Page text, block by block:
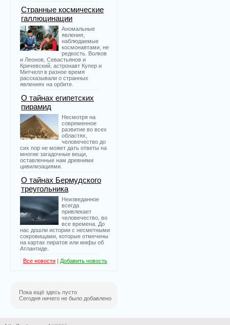
Странные космические
галлюцинации
Аномальные
явления,
наблюдаемые
космонавтами, не
редкость. Волков
и Леонов, Севастьянов и
Кричевский, астронавт Купер и
Митчелл в разное время
рассказывали о странных
явлениях на орбите.
О тайнах египетских
пирамид
Несмотря на
современное
развитие во всех
областях,
человечество до
сих пор не может дать ответы на
многие загадочные вещи,
оставленные нам древними
цивилизациями.
О тайнах Бермудского
треугольника
Неизведанное
всегда
привлекает
человечество, во
все времена. До
нас дошли истории с несметными
сокровищами, которые отмечены
на картах пиратов или мифы об
Атлантиде.
Все новости| Добавить новость
Пока ещё здесь пусто
Сегодня ничего не было добавлено